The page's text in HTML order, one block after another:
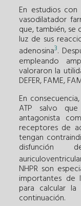
En estudios
vasodilatador
que, también, se
luz de sus
adenosina3.
empleando
valoraron la
DEFER, FAME,
En
ATP salvo
antagonista
receptores de
tengan
disfunción
NHPR son
importantes de
para calcular
continuación.